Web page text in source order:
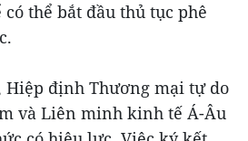
thể bắt đầu thủ tục phê
Hiệp định Thương mại tự do
và Liên minh kinh tế Á-Âu